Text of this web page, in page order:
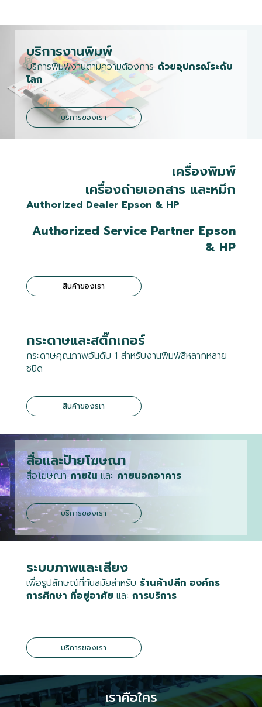
บริการงานพิมพ์
บริการพิมพ์งานตามความต้องการ ด้วยอุปกรณ์ระดับ
โลก
บริการของเรา
เครื่องพิมพ์
เครื่องถ่ายเอกสาร และหมึก
Authorized Dealer Epson & HP
Authorized Service Partner Epson
& HP
สินค้าของเรา
กระดาษและสติ๊กเกอร์
กระดาษคุณภาพอันดับ 1 สำหรับงานพิมพ์สีหลากหลาย
ชนิด
สินค้าของรเา
สื่อและป้ายโฆษณา
สื่อโฆษณาภายใน และ ภายนอกอาคาร
บริการของเรา
ระบบภาพและเสียง
เพื่อรูปลักษณ์ที่ทันสมัยสำหรับ ร้านค้าปลีก องค์กร
การศึกษา ที่อยู่อาศัย และการบริการ
บริการของเรา
เราคือใคร